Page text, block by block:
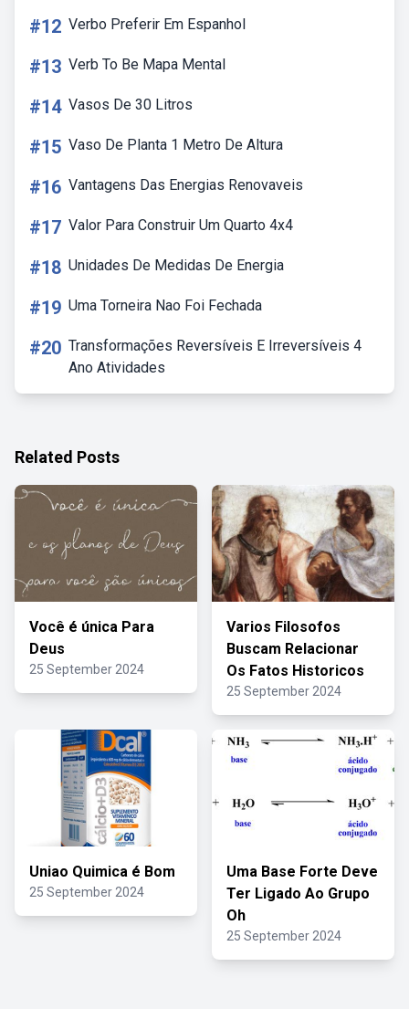
#12 Verbo Preferir Em Espanhol
#13 Verb To Be Mapa Mental
#14 Vasos De 30 Litros
#15 Vaso De Planta 1 Metro De Altura
#16 Vantagens Das Energias Renovaveis
#17 Valor Para Construir Um Quarto 4x4
#18 Unidades De Medidas De Energia
#19 Uma Torneira Nao Foi Fechada
#20 Transformações Reversíveis E Irreversíveis 4
Ano Atividades
Related Posts
Você é única Para
Deus
25 September 2024
Varios Filosofos
Buscam Relacionar
Os Fatos Historicos
25 September 2024
Uniao Quimica é Bom
25 September 2024
Uma Base Forte Deve
Ter Ligado Ao Grupo
Oh
25 September 2024